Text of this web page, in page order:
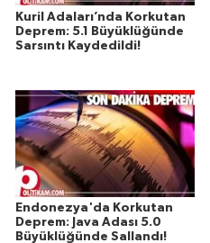
Kuril Adaları’nda Korkutan
Deprem: 5.1 Büyüklüğünde
Sarsıntı Kaydedildi!
Endonezya'da Korkutan
Deprem: Java Adası 5.0
Büyüklüğünde Sallandı!